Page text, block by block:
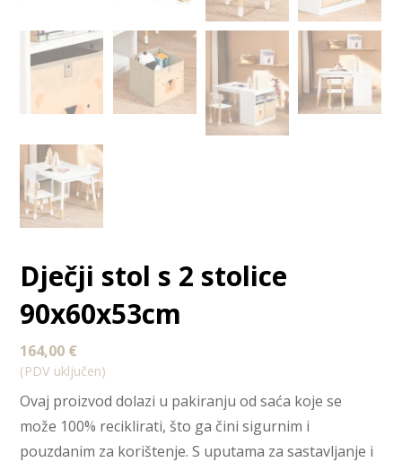
Dječji stol s 2 stolice
90x60x53cm
164,00 €
(PDV uključen)
Ovaj proizvod dolazi u pakiranju od saća koje se
može 100% reciklirati, što ga čini sigurnim i
pouzdanim za korištenje. S uputama za sastavljanje i